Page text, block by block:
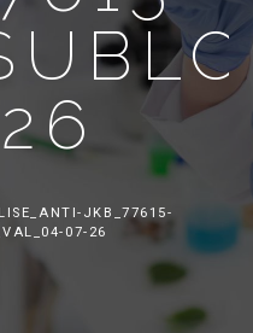
JKB_77615-
07-26